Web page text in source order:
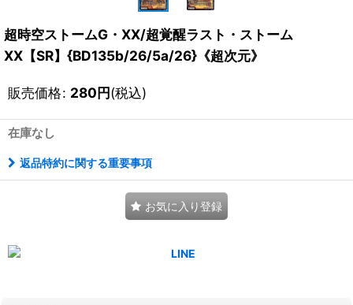
超時空ストームG・XX/超覚醒ラスト・ストーム
XX【SR】{BD135b/26/5a/26}《超次元》
販売価格: 280円(税込)
在庫なし
返品特約に関する重要事項
お気に入り登録